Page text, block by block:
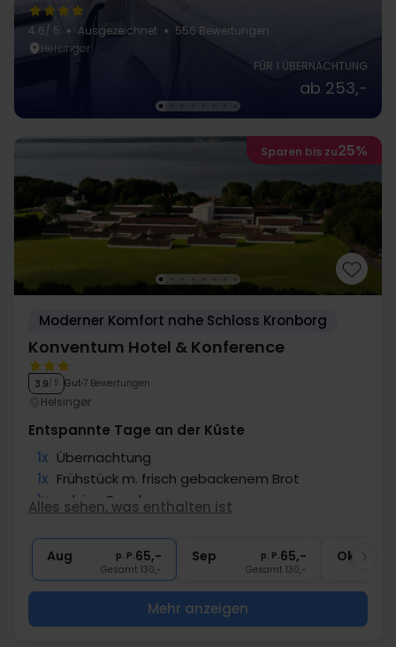
4.6/ 5 Ausgezeichnet
556 Bewertungen
Helsingør
FÜR 1 ÜBERNACHTUNG
ab 253,-
Sparen bis zu25%
Moderner Komfort nahe Schloss Kronborg
Konventum Hotel & Konference
3.9/ 5 Gut 7 Bewertungen
Helsingør
Entspannte Tage an der Küste
1x Übernachtung
1x Frühstück m. frisch gebackenem Brot
1x salzige Snacks
∞ Gratis Parken
Alles sehen, was enthalten ist
Aug p. P.65,-
Gesamt 130,-
Sep p. P.65,-
Gesamt 130,-
Okt
Mehr anzeigen